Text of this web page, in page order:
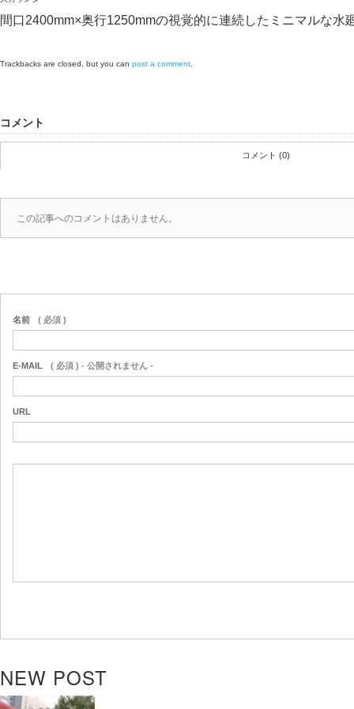
間口2400mm×奥行1250mmの視覚的に連続したミニマルな水
Trackbacks are closed, but you can post a comment
コメント
コメント (0)
この記事へのコメントはありません。
名前 ( 必須 )
E-MAIL ( 必須 ) - 公開されません -
URL
NEW POST